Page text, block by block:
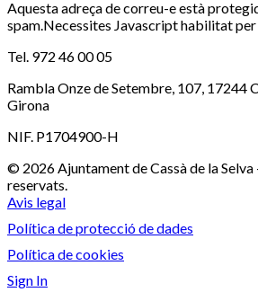
Aquesta adreça de correu-e està
spam.Necessites Javascript habilitat
Tel. 972 46 00 05
Rambla Onze de Setembre, 107, 17244
Girona
NIF. P1704900-H
© 2026 Ajuntament de Cassà de la Selva
reservats.
Avis legal
Política de protecció de dades
Política de cookies
Sign In